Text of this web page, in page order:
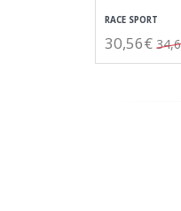
RACE SPORT
30,56€